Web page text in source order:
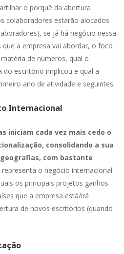
o porquê da abertura
colaboradores estarão alocados
se já há negócio nessa
a empresa vai abordar, o foco
de números, qual o
escritório implicou e qual a
ano de atividade e seguintes.
Internacional
iniciam cada vez mais cedo o
consolidando a sua
com bastante
o negócio internacional
os principais projetos ganhos
que a empresa está/irá
de novos escritórios (quando